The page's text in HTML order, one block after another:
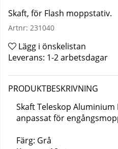
Skaft, för Flash moppstativ.
Artnr: 231040
Lägg i önskelistan
Leverans: 1-2 arbetsdagar
PRODUKTBESKRIVNING
Skaft Teleskop Aluminium
anpassat för
Färg: Grå